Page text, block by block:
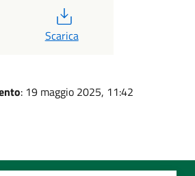
Scarica
: 19 maggio 2025, 11:42